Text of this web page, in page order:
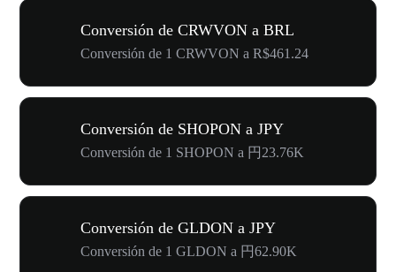
Conversión de CRWVON a BRL
Conversión de 1 CRWVON a R$461.24
Conversión de SHOPON a JPY
Conversión de 1 SHOPON a 円23.76K
Conversión de GLDON a JPY
Conversión de 1 GLDON a 円62.90K